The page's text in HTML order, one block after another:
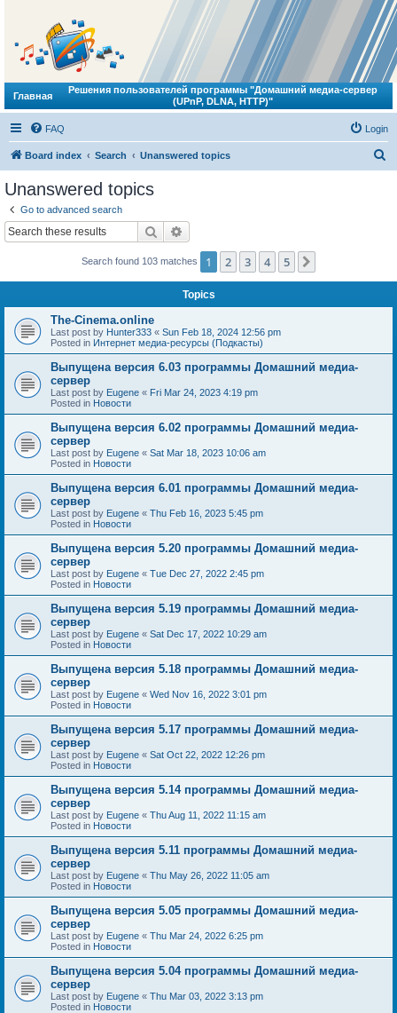
Главная
Решения пользователей программы "Домашний медиа-сервер
(UPnP, DLNA, HTTP)"
FAQ Login
Board index Search Unanswered topics
Unanswered topics
Go to advanced search
Search
Search found 103 matches 1 2 3 4 5
Topics
The-Cinema.online
Last post by Hunter333 « Sun Feb 18, 2024 12:56 pm
Posted in Интернет медиа-ресурсы (Подкасты)
Выпущена версия 6.03 программы Домашний медиа-
сервер
Last post by Eugene « Fri Mar 24, 2023 4:19 pm
Posted in Новости
Выпущена версия 6.02 программы Домашний медиа-
сервер
Last post by Eugene « Sat Mar 18, 2023 10:06 am
Posted in Новости
Выпущена версия 6.01 программы Домашний медиа-
сервер
Last post by Eugene « Thu Feb 16, 2023 5:45 pm
Posted in Новости
Выпущена версия 5.20 программы Домашний медиа-
сервер
Last post by Eugene « Tue Dec 27, 2022 2:45 pm
Posted in Новости
Выпущена версия 5.19 программы Домашний медиа-
сервер
Last post by Eugene « Sat Dec 17, 2022 10:29 am
Posted in Новости
Выпущена версия 5.18 программы Домашний медиа-
сервер
Last post by Eugene « Wed Nov 16, 2022 3:01 pm
Posted in Новости
Выпущена версия 5.17 программы Домашний медиа-
сервер
Last post by Eugene « Sat Oct 22, 2022 12:26 pm
Posted in Новости
Выпущена версия 5.14 программы Домашний медиа-
сервер
Last post by Eugene « Thu Aug 11, 2022 11:15 am
Posted in Новости
Выпущена версия 5.11 программы Домашний медиа-
сервер
Last post by Eugene « Thu May 26, 2022 11:05 am
Posted in Новости
Выпущена версия 5.05 программы Домашний медиа-
сервер
Last post by Eugene « Thu Mar 24, 2022 6:25 pm
Posted in Новости
Выпущена версия 5.04 программы Домашний медиа-
сервер
Last post by Eugene « Thu Mar 03, 2022 3:13 pm
Posted in Новости